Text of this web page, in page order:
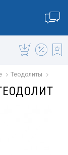
Теодолиты